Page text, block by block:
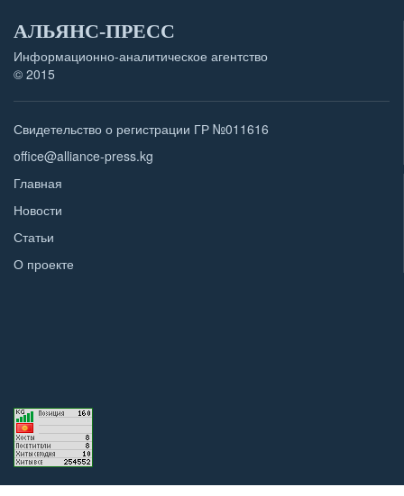
АЛЬЯНС-ПРЕСС
Информационно-аналитическое агентство
© 2015
Свидетельство о регистрации ГР №011616
office@alliance-press.kg
Главная
Новости
Статьи
О проекте